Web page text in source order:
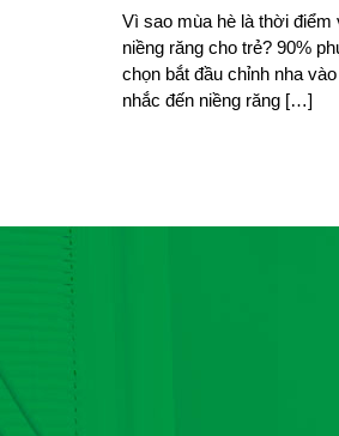
Vì sao mùa hè là thời điểm
niềng răng cho trẻ? 90%
chọn bắt đầu chỉnh nha
nhắc đến niềng răng […]